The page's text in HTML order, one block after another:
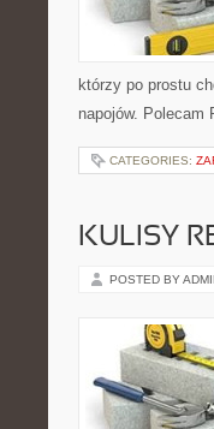
którzy po prostu
napojów.
CATEGORIES:
KULISY
POSTED BY